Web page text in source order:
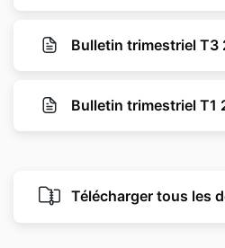
Bulletin trimestriel T3
Bulletin trimestriel T1
Télécharger tous les